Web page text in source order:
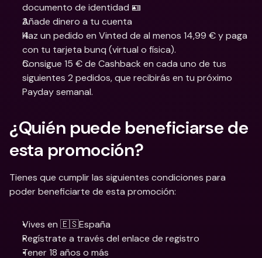
documento de identidad 🪪
Añade dinero a tu cuenta
Haz un pedido en Vinted de al menos 14,99 € y paga
con tu tarjeta bunq (virtual o física).
Consigue 15 € de Cashback en cada uno de tus
siguientes 2 pedidos, que recibirás en tu próximo
Payday semanal.
¿Quién puede beneficiarse de
esta promoción?
Tienes que cumplir las siguientes condiciones para
poder beneficiarte de esta promoción:
Vives en 🇪🇸España
Regístrate a través del enlace de registro
Tener 18 años o más